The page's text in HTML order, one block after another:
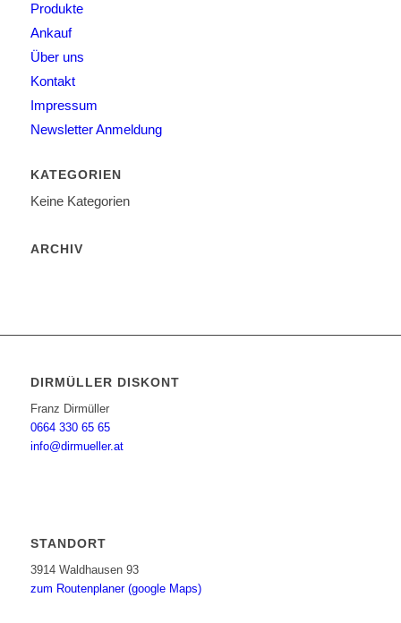
Produkte
Ankauf
Über uns
Kontakt
Impressum
Newsletter Anmeldung
KATEGORIEN
Keine Kategorien
ARCHIV
DIRMÜLLER DISKONT
Franz Dirmüller
0664 330 65 65
info@dirmueller.at
STANDORT
3914 Waldhausen 93
zum Routenplaner (google Maps)